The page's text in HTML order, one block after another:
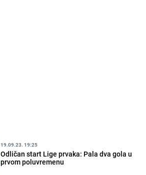
19.09.23. 19:25
Odličan start Lige prvaka: Pala dva gola u
prvom poluvremenu